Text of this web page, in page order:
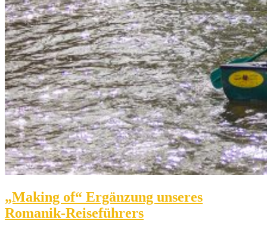
„Making of“ Ergänzung unseres
Romanik-Reiseführers